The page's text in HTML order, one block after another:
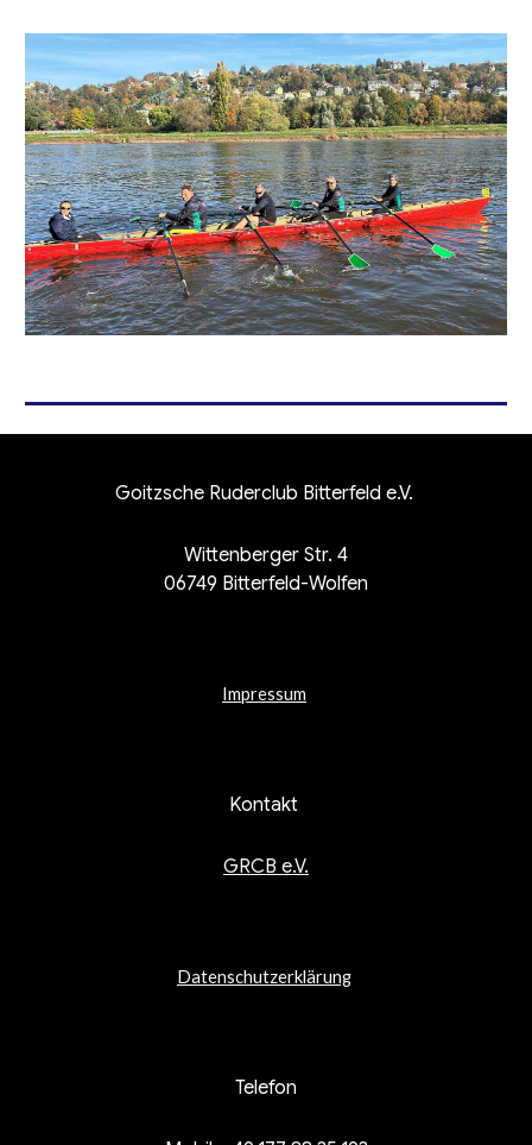
Goitzsche Ruderclub Bitterfeld e.V.
Wittenberger Str. 4
06749 Bitterfeld-Wolfen
Impressum
Kontakt
GRCB e.V.
Datenschutzerklärung
Telefon